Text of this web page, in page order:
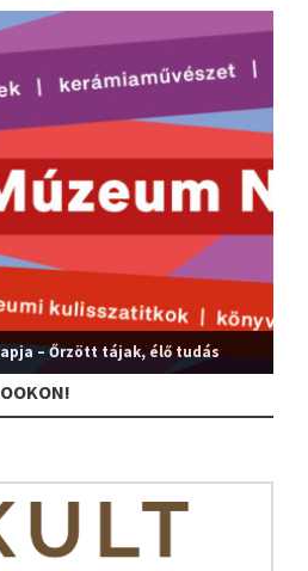
– Őrzött tájak, élő tudás